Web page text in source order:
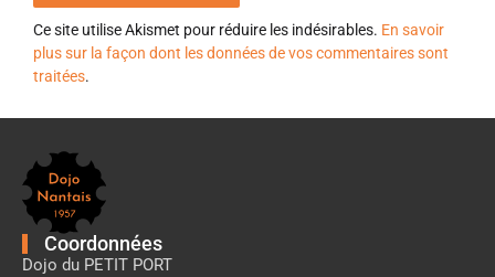
Ce site utilise Akismet pour réduire les indésirables. En savoir
plus sur la façon dont les données de vos commentaires sont
traitées.
Pied
de
page
Dojo
Nantais
Coordonnées
Dojo du PETIT PORT